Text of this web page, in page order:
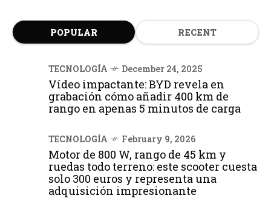
POPULAR RECENT
TECNOLOGÍA December 24, 2025
Vídeo impactante: BYD revela en
grabación cómo añadir 400 km de
rango en apenas 5 minutos de carga
TECNOLOGÍA February 9, 2026
Motor de 800 W, rango de 45 km y
ruedas todo terreno: este scooter cuesta
solo 300 euros y representa una
adquisición impresionante